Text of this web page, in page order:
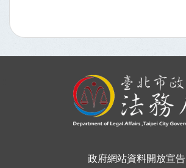
政府網站資料開放宣告